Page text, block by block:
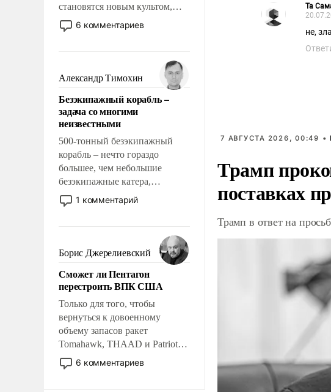
становятся новым культом,
постепенно вытесняя и
отменяя традиционное
мужественным и твердым под
ударами судьбы, брать на себя
ответственность, помогать
слабым, идти вперед и
адаптироваться.
6 комментариев
Александр Тимохин
Безэкипажный корабль –
задача со многими
неизвестными
500-тонный безэкипажный
корабль – нечто гораздо
большее, чем небольшие
безэкипажные катера,
применение которых уже
стало обыденностью. Задача по
сложна и амбициозна. Однако
и ее реализация радикально
поднимет наши боевые
возможности.
1 комментарий
Борис Джерелиевский
Сможет ли Пентагон
перестроить ВПК США
Только для того, чтобы
вернуться к довоенному
объему запасов ракет
Tomahawk, THAAD и Patriot
США потребуется более трех
лет. Даже небольшая война с
6 комментариев
Та
не,
7 АВГУСТА 2026, 00:49 •
Трамп
поставках
Трамп в ответ на